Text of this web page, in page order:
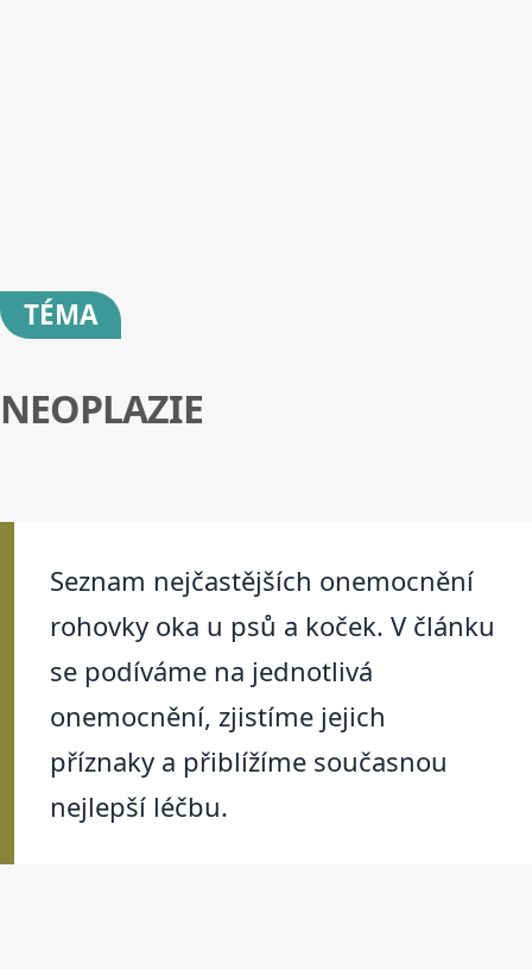
TÉMA
NEOPLAZIE
Seznam nejčastějších onemocnění
rohovky oka u psů a koček. V článku
se podíváme na jednotlivá
onemocnění, zjistíme jejich
příznaky a přiblížíme současnou
nejlepší léčbu.